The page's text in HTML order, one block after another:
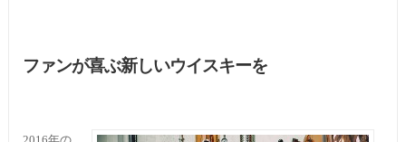
ファンが喜ぶ新しいウイスキーを